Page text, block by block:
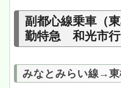
副都心線乗車（
勤特急 和光市行
みなとみらい線→東